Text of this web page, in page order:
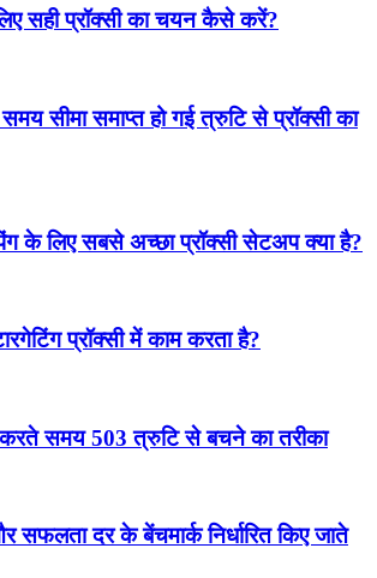
सही प्रॉक्सी का चयन कैसे करें?
सीमा समाप्त हो गई त्रुटि से प्रॉक्सी का
के लिए सबसे अच्छा प्रॉक्सी सेटअप क्या है?
प्रॉक्सी में काम करता है?
करते समय 503 त्रुटि से बचने का तरीका
सफलता दर के बेंचमार्क निर्धारित किए जाते